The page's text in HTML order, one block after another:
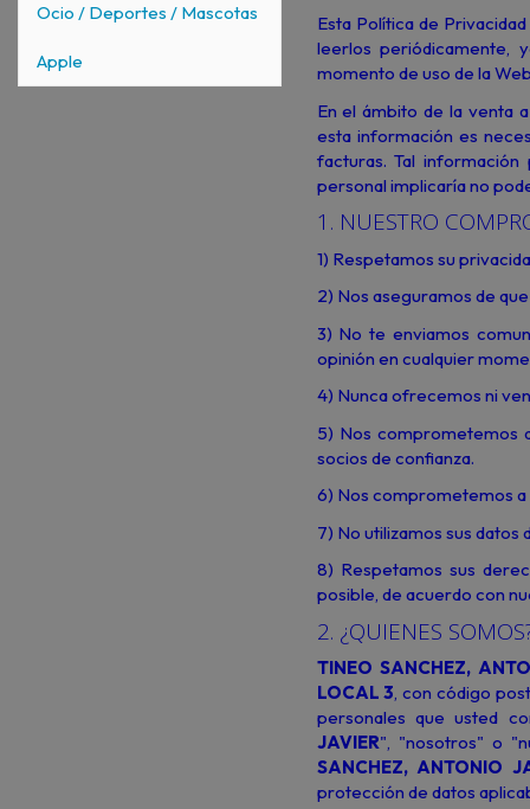
Ocio / Deportes / Mascotas
Apple
Esta Política de
leerlos periódicamente,
momento de uso de la
En el ámbito de la venta
esta información es
facturas. Tal
personal implicaría no
1. NUESTRO
1) Respetamos su
2) Nos aseguramos de
3) No te enviamos
opinión en cualquier
4) Nunca ofrecemos ni
5) Nos comprometemos
socios de confianza.
6) Nos comprometemos
7) No utilizamos sus
8) Respetamos sus
posible, de acuerdo con
2. ¿QUIENES
TINEO SANCHEZ,
LOCAL 3, con código
personales que usted
JAVIER", "nosotros" o
SANCHEZ, ANTONIO
protección de datos